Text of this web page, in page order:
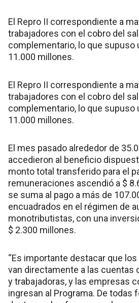
El Repro II correspondiente a
trabajadores con el cobro del
complementario, lo que supuso
11.000 millones.
El Repro II correspondiente a
trabajadores con el cobro del
complementario, lo que supuso
11.000 millones.
El mes pasado alrededor de
accedieron al beneficio
monto total transferido para el
remuneraciones ascendió a $
se suma al pago a más de
encuadrados en el régimen de
monotributistas, con una
$ 2.300 millones.
“Es importante destacar que
van directamente a las cuentas
y trabajadoras, y las empresas
ingresan al Programa. De todas